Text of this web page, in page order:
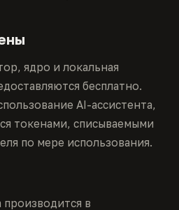
ядро и локальная
бесплатно.
AI-ассистента,
токенами, списываемыми
по мере использования.
в